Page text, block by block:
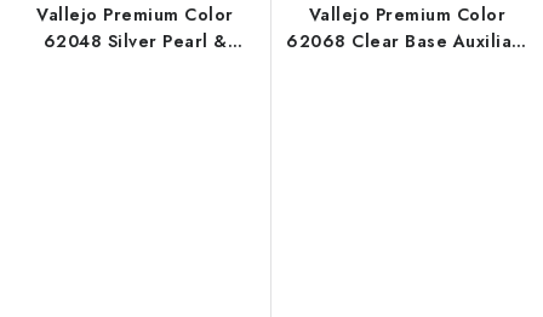
Vallejo Premium Color
62048 Silver Pearl &
Vallejo Premium Color
62068 Clear Base Auxiliary